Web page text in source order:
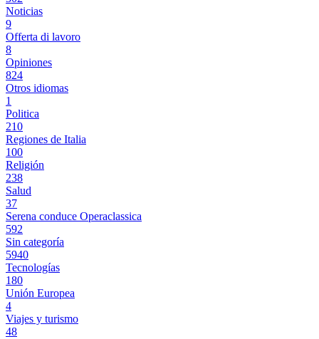
Noticias
9
Offerta di lavoro
8
Opiniones
824
Otros idiomas
1
Politica
210
Regiones de Italia
100
Religión
238
Salud
37
Serena conduce Operaclassica
592
Sin categoría
5940
Tecnologías
180
Unión Europea
4
Viajes y turismo
48